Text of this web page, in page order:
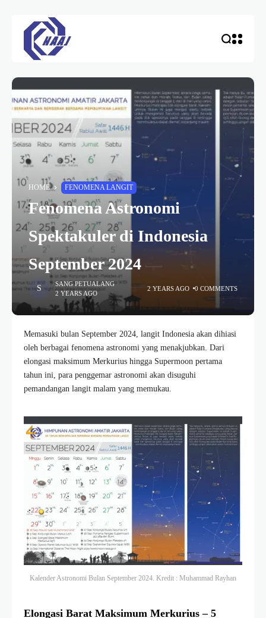
HOME FENOMENA LANGIT
Fenomena Astronomi
Spektakuler di Indonesia
September 2024
SANG PETUALANG
2 YEARS AGO
2 YEARS AGO 0 COMMENTS
Memasuki bulan September 2024, langit Indonesia akan dihiasi
oleh berbagai fenomena astronomi yang menakjubkan. Dari
elongasi maksimum Merkurius hingga Supermoon pertama
tahun ini, para penggemar astronomi akan disuguhi
pemandangan langit malam yang memukau.
Kalender Astronomi Bulan September 2024. Kredit : Muhammad Rayhan
Elongasi Barat Maksimum Merkurius – 5